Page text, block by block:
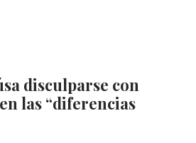
disculparse con
las “diferencias